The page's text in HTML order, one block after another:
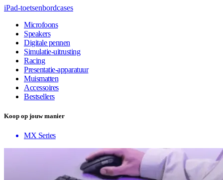
iPad-toetsenbordcases
Microfoons
Speakers
Digitale pennen
Simulatie-uitrusting
Racing
Presentatie-apparatuur
Muismatten
Accessoires
Bestsellers
Koop op jouw manier
MX Series